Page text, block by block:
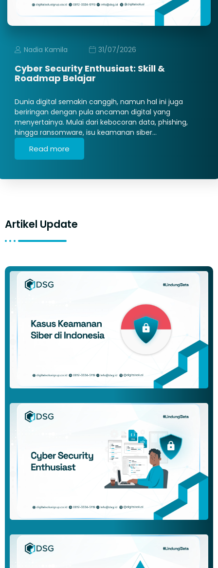
Nadia Kamila 31/07/2026
Cyber Security Enthusiast: Skill &
Roadmap Belajar
Dunia digital semakin canggih, namun hal ini juga
beriringan dengan pula ancaman digital yang
menyertainya. Mulai dari kebocoran data, phishing,
hingga ransomware, isu keamanan siber…
Read more
Artikel Update